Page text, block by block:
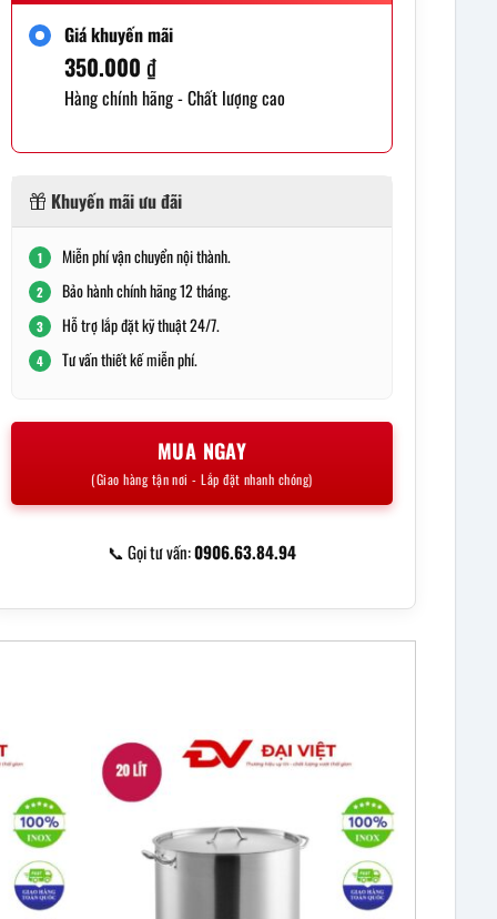
Giá khuyến mãi
350.000 ₫
Hàng chính hãng - Chất lượng cao
Khuyến mãi ưu đãi
1 Miễn phí vận chuyển nội thành.
2 Bảo hành chính hãng 12 tháng.
3 Hỗ trợ lắp đặt kỹ thuật 24/7.
4 Tư vấn thiết kế miễn phí.
MUA NGAY
(Giao hàng tận nơi - Lắp đặt nhanh chóng)
📞 Gọi tư vấn:0906.63.84.94